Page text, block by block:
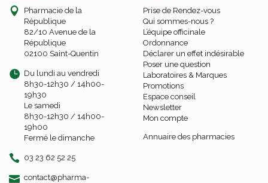
Pharmacie de la
République
82/10 Avenue de la
République
02100 Saint-Quentin
Du lundi au vendredi
8h30-12h30 / 14h00-
19h30
Le samedi
8h30-12h30 / 14h00-
19h00
Fermé le dimanche
03 23 62 52 25
contact-
@-
pharma-
Prise de Rendez-vous
Qui sommes-nous ?
L’équipe officinale
Ordonnance
Déclarer un effet indésirable
Poser une question
Laboratoires & Marques
Promotions
Espace conseil
Newsletter
Mon compte
Annuaire des pharmacies